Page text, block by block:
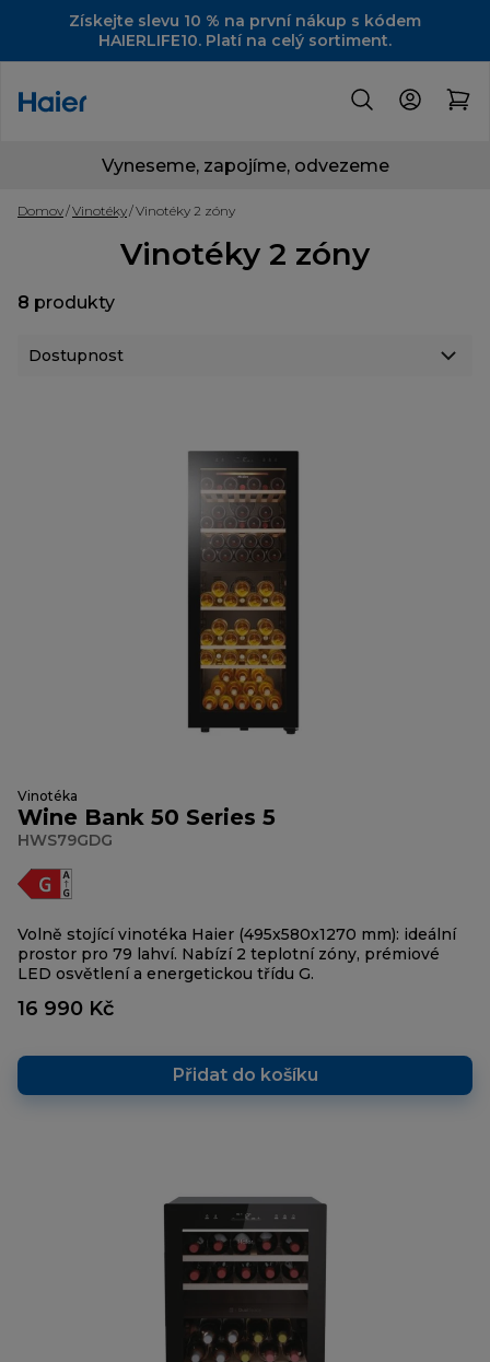
Získejte slevu 10 % na první nákup s kódem
HAIERLIFE10. Platí na celý sortiment.
Vyneseme, zapojíme, odvezeme
Domov Vinotéky Vinotéky 2 zóny
Vinotéky 2 zóny
8 produkty
Vinotéka
Wine Bank 50 Series 5
HWS79GDG
Volně stojící vinotéka Haier (495x580x1270 mm): ideální
prostor pro 79 lahví. Nabízí 2 teplotní zóny, prémiové
LED osvětlení a energetickou třídu G.
16 990 Kč
Přidat do košíku